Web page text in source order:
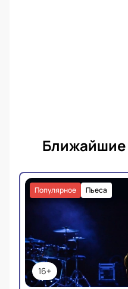
Ближайшие
16+
Пьеса
Популярное